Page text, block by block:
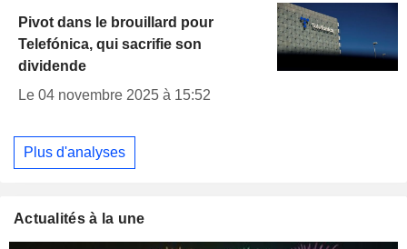
Pivot dans le brouillard pour
Telefónica, qui sacrifie son
dividende
Le 04 novembre 2025 à 15:52
Plus d'analyses
Actualités à la une